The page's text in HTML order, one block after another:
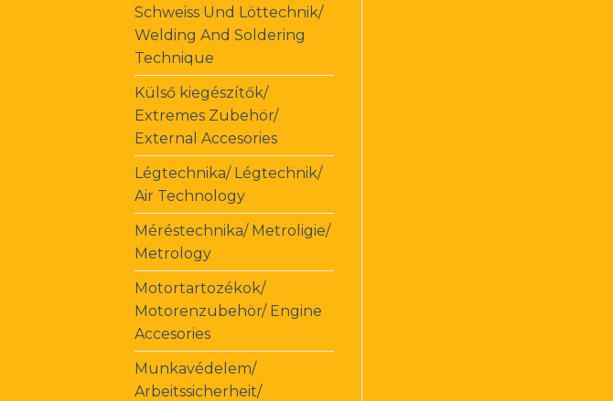
Schweiss Und Löttechnik/
Welding And Soldering
Technique
Külső kiegészítők/
Extremes Zubehör/
External Accesories
Légtechnika/ Légtechnik/
Air Technology
Méréstechnika/ Metroligie/
Metrology
Motortartozékok/
Motorenzubehör/ Engine
Accesories
Munkavédelem/
Arbeitssicherheit/